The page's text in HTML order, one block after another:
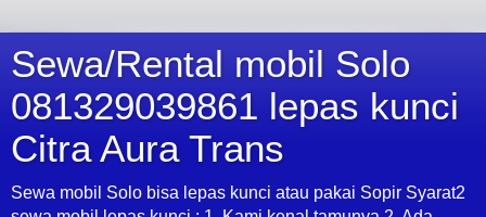
Sewa/Rental mobil Solo
081329039861 lepas kunci
Citra Aura Trans
Sewa mobil Solo bisa lepas kunci atau pakai Sopir Syarat2